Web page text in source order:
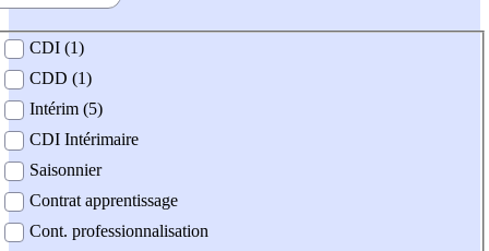
contrat
CDI (1)
CDD (1)
Intérim (5)
CDI Intérimaire
Saisonnier
Contrat apprentissage
Cont. professionnalisation